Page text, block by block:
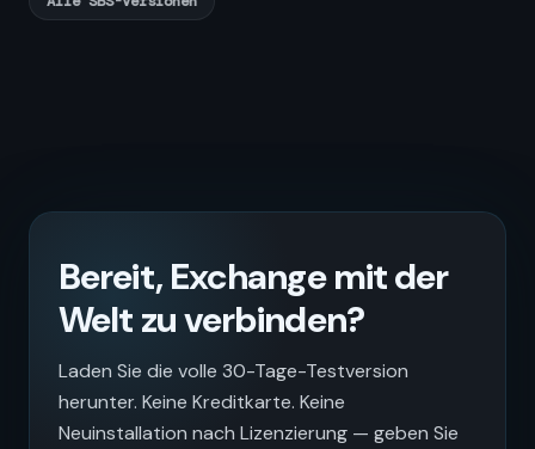
Bereit, Exchange mit der
Welt zu verbinden?
Laden Sie die volle 30-Tage-Testversion
herunter. Keine Kreditkarte. Keine
Neuinstallation nach Lizenzierung — geben Sie